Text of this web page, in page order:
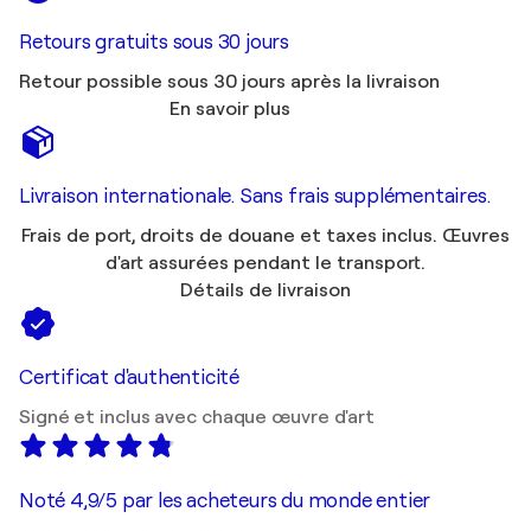
Retours gratuits sous 30 jours
Retour possible sous 30 jours après la livraison
En savoir plus
Livraison internationale. Sans frais supplémentaires.
Frais de port, droits de douane et taxes inclus. Œuvres
d'art assurées pendant le transport.
Détails de livraison
Certificat d'authenticité
Signé et inclus avec chaque œuvre d'art
Noté 4,9/5 par les acheteurs du monde entier